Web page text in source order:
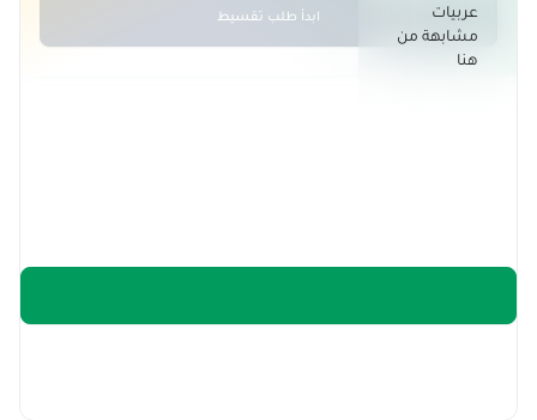
ابدأ طلب تقسيط
عربيات
مشابهة من
هنا